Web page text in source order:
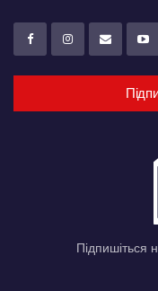
Підпишіться